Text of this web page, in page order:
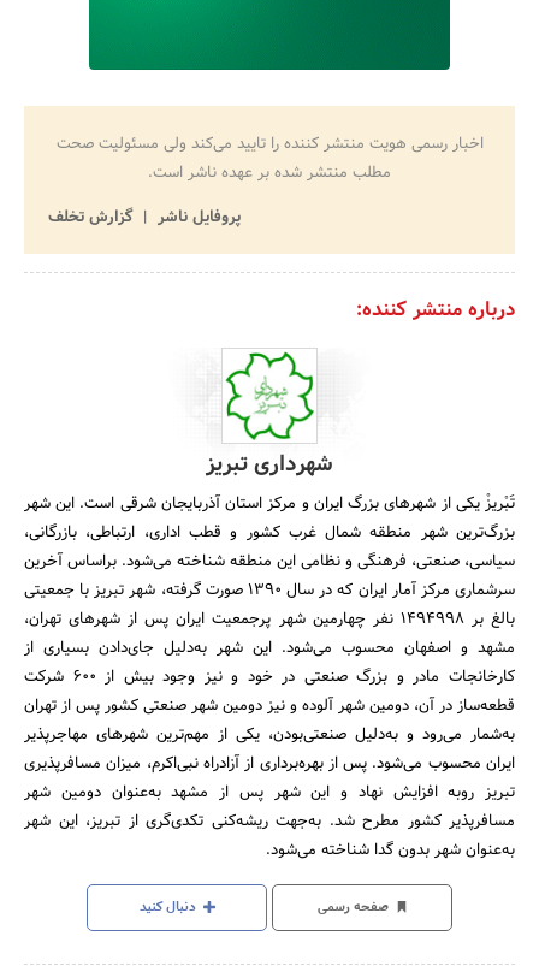
اخبار رسمی هویت منتشر کننده را تایید می‌کند ولی مسئولیت صحت
مطلب منتشر شده بر عهده ناشر است.
پروفایل ناشر
گزارش تخلف
درباره منتشر کننده:
شهرداری تبریز
تَبْریزْ یکی از شهرهای بزرگ ایران و مرکز استان آذربایجان شرقی است. این شهر
بزرگ‌ترین شهر منطقه شمال غرب کشور و قطب اداری، ارتباطی، بازرگانی،
سیاسی، صنعتی، فرهنگی و نظامی این منطقه شناخته می‌شود. براساس آخرین
سرشماری مرکز آمار ایران که در سال 1390 صورت گرفته، شهر تبریز با جمعیتی
بالغ بر 1494998 نفر چهارمین شهر پرجمعیت ایران پس از شهرهای تهران،
مشهد و اصفهان محسوب می‌شود. این شهر به‌دلیل جای‌دادن بسیاری از
کارخانجات مادر و بزرگ صنعتی در خود و نیز وجود بیش از 600 شرکت
قطعه‌ساز در آن، دومین شهر آلوده و نیز دومین شهر صنعتی کشور پس از تهران
به‌شمار می‌رود و به‌دلیل صنعتی‌بودن، یکی از مهم‌ترین شهرهای مهاجرپذیر
ایران محسوب می‌شود. پس از بهره‌برداری از آزادراه نبی‌اکرم، میزان مسافرپذیری
تبریز روبه افزایش نهاد و این شهر پس از مشهد به‌عنوان دومین شهر
مسافرپذیر کشور مطرح شد. به‌جهت ریشه‌کنی تکدی‌گری از تبریز، این شهر
به‌عنوان شهر بدون گدا شناخته می‌شود.
صفحه رسمی دنبال کنید